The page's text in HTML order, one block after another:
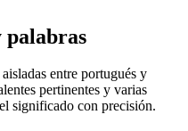
palabras
entre portugués y
pertinentes y varias
significado con precisión.